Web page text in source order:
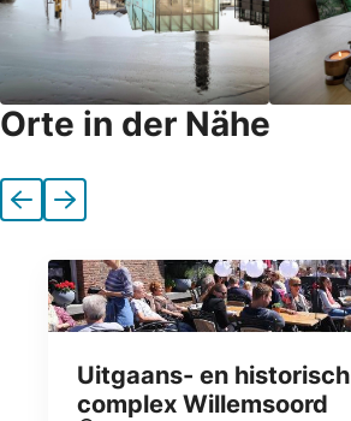
Orte in der Nähe
VorherigeNächste
Uitgaans- en historisch
complex Willemsoord